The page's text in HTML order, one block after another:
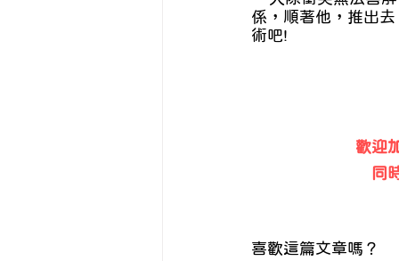
係，順著他，推出
術吧!
歡迎
同
喜歡這篇文章嗎？